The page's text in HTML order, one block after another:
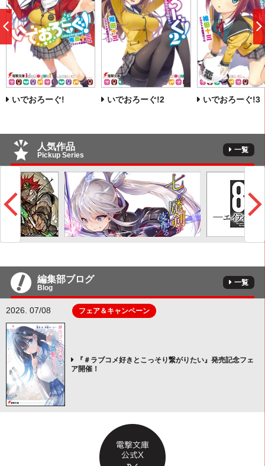
いでおろーぐ! いでおろーぐ!2 いでおろーぐ!3
前
人気作品
Pickup Series
一覧
編集部ブログ
Blog
一覧
2026. 07/08 フェア＆キャンペーン
『＃ラブコメ好きとこっそり繋がりたい』発売記念フェ
ア開催！